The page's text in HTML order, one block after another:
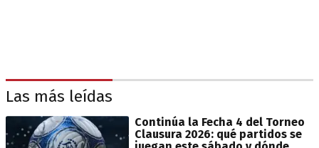
Las más leídas
Continúa la Fecha 4 del Torneo
Clausura 2026: qué partidos se